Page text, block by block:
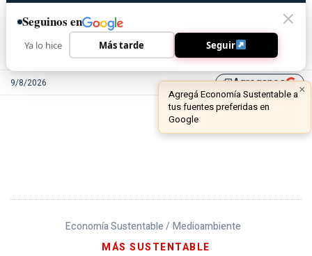
9/8/2026 library_addAgreganos
Economía Sustentable / Medioambiente
MÁS SUSTENTABLE
Seguinos en
Ya lo hice Más tarde Seguir